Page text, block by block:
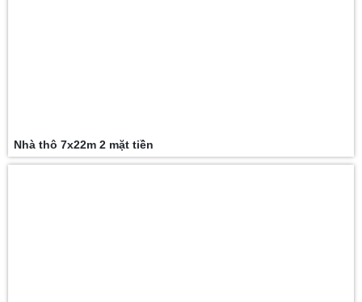
Nhà thô 7x22m 2 mặt tiền